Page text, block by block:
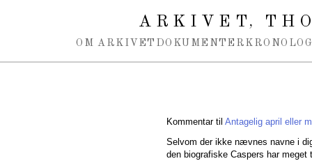
ARKIVET,
OM ARKIVET DOKUMENTER
Kommentar til Antagelig april eller
Selvom der ikke nævnes navne i
den biografiske Caspers har